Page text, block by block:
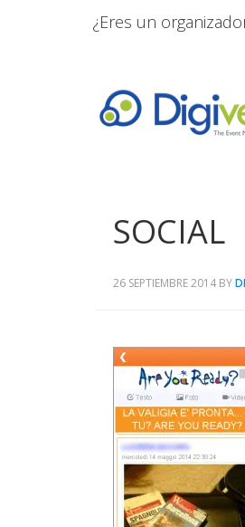
¿Eres un
SOCIAL
26 SEPTIEMBRE 2014 BY